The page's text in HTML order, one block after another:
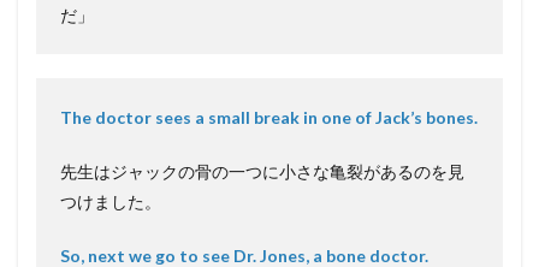
だ」
The doctor sees a small break in one of Jack’s bones.
先生はジャックの骨の一つに小さな亀裂があるのを見
つけました。
So, next we go to see Dr. Jones, a bone doctor.